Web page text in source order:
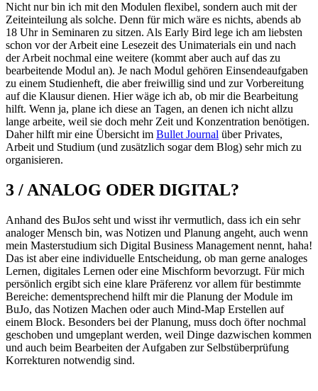
Nicht nur bin ich mit den Modulen flexibel, sondern auch mit der
Zeiteinteilung als solche. Denn für mich wäre es nichts, abends ab
18 Uhr in Seminaren zu sitzen. Als Early Bird lege ich am liebsten
schon vor der Arbeit eine Lesezeit des Unimaterials ein und nach
der Arbeit nochmal eine weitere (kommt aber auch auf das zu
bearbeitende Modul an). Je nach Modul gehören Einsendeaufgaben
zu einem Studienheft, die aber freiwillig sind und zur Vorbereitung
auf die Klausur dienen. Hier wäge ich ab, ob mir die Bearbeitung
hilft. Wenn ja, plane ich diese an Tagen, an denen ich nicht allzu
lange arbeite, weil sie doch mehr Zeit und Konzentration benötigen.
Daher hilft mir eine Übersicht im Bullet Journal über Privates,
Arbeit und Studium (und zusätzlich sogar dem Blog) sehr mich zu
organisieren.
3 / ANALOG ODER DIGITAL?
Anhand des BuJos seht und wisst ihr vermutlich, dass ich ein sehr
analoger Mensch bin, was Notizen und Planung angeht, auch wenn
mein Masterstudium sich Digital Business Management nennt, haha!
Das ist aber eine individuelle Entscheidung, ob man gerne analoges
Lernen, digitales Lernen oder eine Mischform bevorzugt. Für mich
persönlich ergibt sich eine klare Präferenz vor allem für bestimmte
Bereiche: dementsprechend hilft mir die Planung der Module im
BuJo, das Notizen Machen oder auch Mind-Map Erstellen auf
einem Block. Besonders bei der Planung, muss doch öfter nochmal
geschoben und umgeplant werden, weil Dinge dazwischen kommen
und auch beim Bearbeiten der Aufgaben zur Selbstüberprüfung
Korrekturen notwendig sind.